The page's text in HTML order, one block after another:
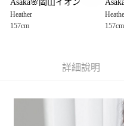
【大哥付你分期使用說明】
1.本服務由台灣大哥大提供，台灣
2.付款方式選擇「大哥付你分期」
3.實際核准額度、可分期數及費
4.訂單成立30分鐘內，如未前往
1.分期款項不併入電信帳單，「
AFTEE先享後付
３．安心：先確認商品／服務後，
每筆NT$80，滿NT$888(含以
Asaka🌸岡山イオン
Heather
157cm
157cm
詳細說明